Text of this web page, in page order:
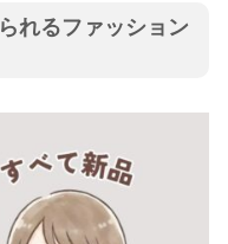
れるファッション